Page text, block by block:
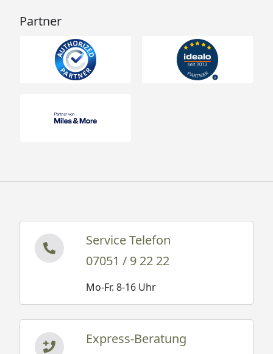
Partner
Service Telefon
07051 / 9 22 22
Mo-Fr. 8-16 Uhr
Express-Beratung